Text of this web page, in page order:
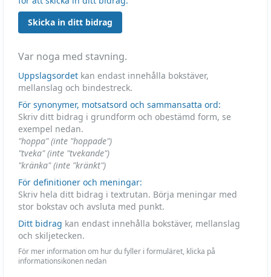
Skicka in ditt bidrag
Var noga med stavning.
Uppslagsordet kan endast innehålla bokstäver,
mellanslag och bindestreck.
För synonymer, motsatsord och sammansatta ord:
Skriv ditt bidrag i grundform och obestämd form, se
exempel nedan.
"hoppa" (inte "hoppade")
"tveka" (inte "tvekande")
"kränka" (inte "kränkt")
För definitioner och meningar:
Skriv hela ditt bidrag i textrutan. Börja meningar med
stor bokstav och avsluta med punkt.
Ditt bidrag kan endast innehålla bokstäver, mellanslag
och skiljetecken.
För mer information om hur du fyller i formuläret, klicka på
informationsikonen nedan